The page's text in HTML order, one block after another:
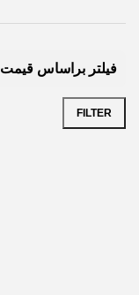
فیلتر براساس قیمت
FILTER